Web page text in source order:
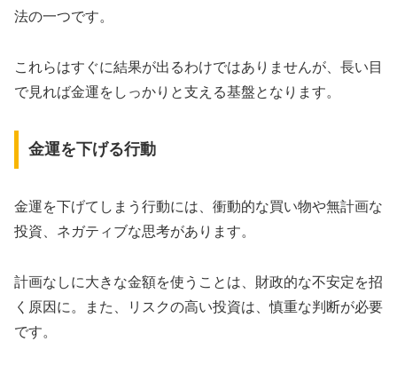
法の一つです。
これらはすぐに結果が出るわけではありませんが、長い目
で見れば金運をしっかりと支える基盤となります。
金運を下げる行動
金運を下げてしまう行動には、衝動的な買い物や無計画な
投資、ネガティブな思考があります。
計画なしに大きな金額を使うことは、財政的な不安定を招
く原因に。また、リスクの高い投資は、慎重な判断が必要
です。